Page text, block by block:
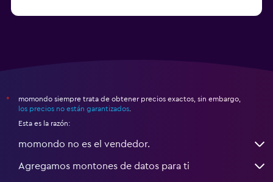
*
momondo siempre trata de obtener precios exactos, sin embargo,
los precios no están garantizados
Esta es la razón:
momondo no es el vendedor.
Agregamos montones de datos para ti